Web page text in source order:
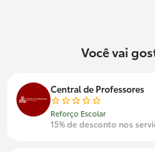
Você vai
Central de Professores
Reforço Escolar
15% de desconto nos